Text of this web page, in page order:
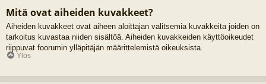
Mitä ovat aiheiden kuvakkeet?
Aiheiden kuvakkeet ovat aiheen aloittajan valitsemia kuvakkeita joiden on
tarkoitus kuvastaa niiden sisältöä. Aiheiden kuvakkeiden käyttöoikeudet
riippuvat foorumin ylläpitäjän määrittelemistä oikeuksista.
Ylös